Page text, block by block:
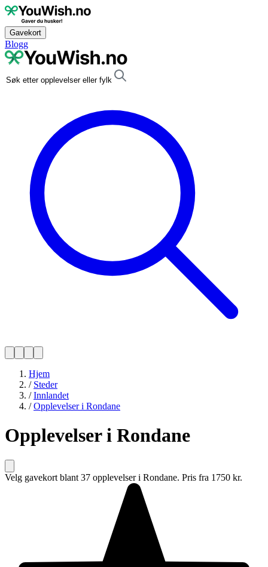
Gavekort
Blogg
Hjem
/ Steder
/Innlandet
/Opplevelser i Rondane
Opplevelser i Rondane
Velg gavekort blant 37 opplevelser i Rondane. Pris fra 1750 kr.